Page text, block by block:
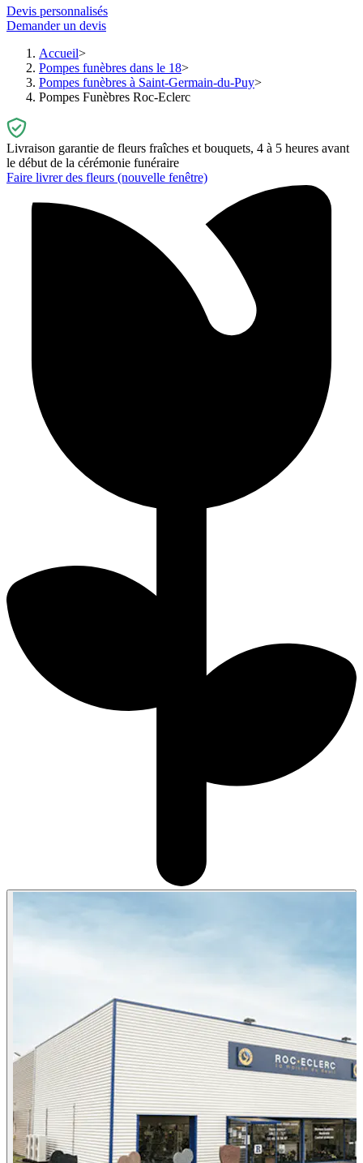
Devis personnalisés
Demander un devis
Accueil
Pompes funèbres dans le 18
Pompes funèbres à Saint-Germain-du-Puy
Pompes Funèbres Roc-Eclerc
Livraison garantie de fleurs fraîches et bouquets, 4 à 5 heures avant
le début de la cérémonie funéraire
Faire livrer des fleurs (nouvelle fenêtre)